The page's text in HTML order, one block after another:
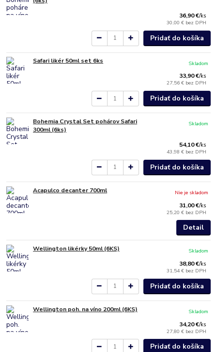
36,90 €/ks
30,00 € bez DPH
Pridať do košíka
Safari likér 50ml set 6ks
33,90 €/ks
27,56 € bez DPH
Skladom
Pridať do košíka
Bohemia Crystal Set pohárov Safari
300ml (6ks)
54,10 €/ks
43,98 € bez DPH
Skladom
Pridať do košíka
Acapulco decanter 700ml
31,00 €/ks
25,20 € bez DPH
Nie je skladom
Detail
Wellington likérky 50ml (6KS)
38,80 €/ks
31,54 € bez DPH
Skladom
Pridať do košíka
Wellington poh. na víno 200ml (6KS)
34,20 €/ks
27,80 € bez DPH
Skladom
Pridať do košíka